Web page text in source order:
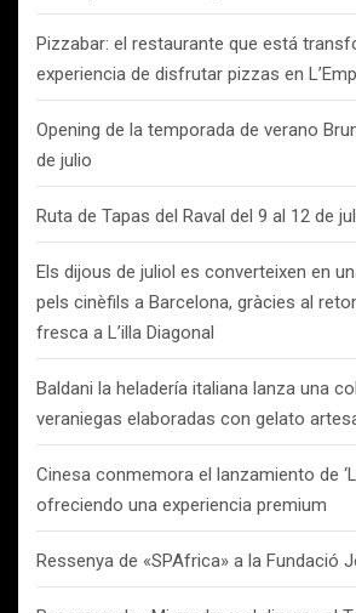
Pizzabar: el restaurante que está
experiencia de disfrutar pizzas en
Opening de la temporada de verano
de julio
Ruta de Tapas del Raval del 9 al 12 de
Els dijous de juliol es converteixen en
pels cinèfils a Barcelona, gràcies al
fresca a L’illa Diagonal
Baldani la heladería italiana lanza una
veraniegas elaboradas con gelato
Cinesa conmemora el lanzamiento de
ofreciendo una experiencia premium
Ressenya de «SPAfrica» a la Fundació